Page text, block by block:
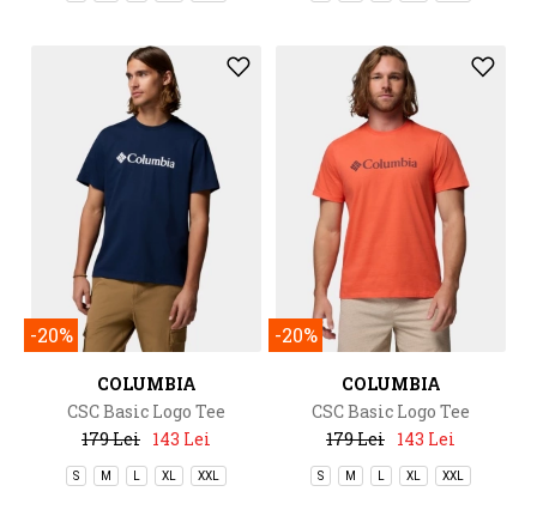
-20%
COLUMBIA
CSC Basic Logo Tee
179 Lei 143 Lei
S M XL XXL
-20%
COLUMBIA
CSC Basic Logo Tee
179 Lei 143 Lei
S M XL XXL